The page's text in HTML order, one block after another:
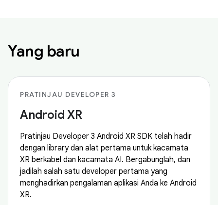
Yang baru
PRATINJAU DEVELOPER 3
Android XR
Pratinjau Developer 3 Android XR SDK telah hadir
dengan library dan alat pertama untuk kacamata
XR berkabel dan kacamata AI. Bergabunglah, dan
jadilah salah satu developer pertama yang
menghadirkan pengalaman aplikasi Anda ke Android
XR.